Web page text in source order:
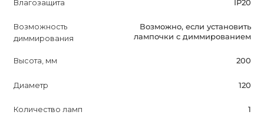
Влагозащита IP20
Возможность
диммирования
Возможно, если установить
лампочки с диммированием
Высота, мм 200
Диаметр 120
Количество ламп 1